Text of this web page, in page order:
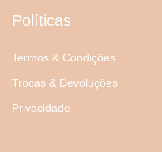
Políticas
Termos & Condições
Trocas & Devoluções
Privacidade